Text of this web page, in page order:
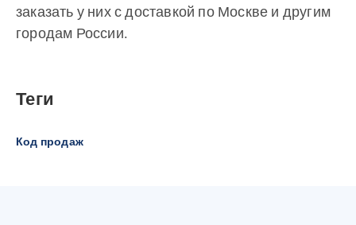
заказать у них с доставкой по Москве и другим
городам России.
Теги
Код продаж